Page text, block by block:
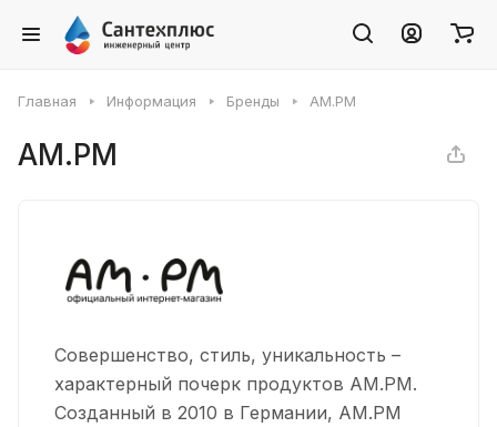
Главная Информация Бренды AM.PM
AM.PM
Совершенство, стиль, уникальность –
характерный почерк продуктов AM.PM.
Созданный в 2010 в Германии, AM.PM